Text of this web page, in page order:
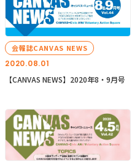
2020.08.01
会報誌CANVAS NEWS
【CANVAS NEWS】2020年8・9月号